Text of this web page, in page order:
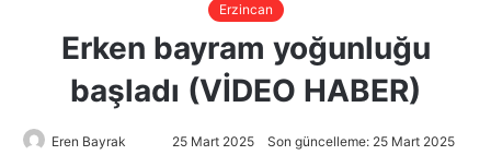
Erzincan
Erken bayram yoğunluğu
başladı (VİDEO HABER)
Eren Bayrak 25 Mart 2025 Son güncelleme: 25 Mart 2025